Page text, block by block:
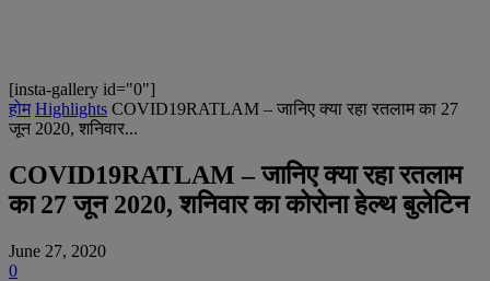
[insta-gallery id="0"]
होम Highlights COVID19RATLAM – जानिए क्या रहा रतलाम का 27
जून 2020, शनिवार...
COVID19RATLAM – जानिए क्या रहा रतलाम
का 27 जून 2020, शनिवार का कोरोना हेल्थ बुलेटिन
June 27, 2020
0